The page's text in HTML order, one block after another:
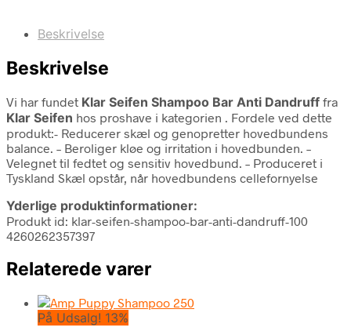
Beskrivelse
Beskrivelse
Vi har fundet Klar Seifen Shampoo Bar Anti Dandruff fra
Klar Seifen hos proshave i kategorien . Fordele ved dette
produkt:- Reducerer skæl og genopretter hovedbundens
balance. – Beroliger kløe og irritation i hovedbunden. –
Velegnet til fedtet og sensitiv hovedbund. – Produceret i
Tyskland Skæl opstår, når hovedbundens cellefornyelse
Yderlige produktinformationer:
Produkt id: klar-seifen-shampoo-bar-anti-dandruff-100
4260262357397
Relaterede varer
På Udsalg! 13%